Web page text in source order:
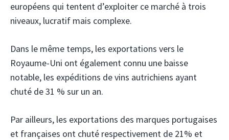
européens qui tentent d’exploiter ce marché à trois
niveaux, lucratif mais complexe.
Dans le même temps, les exportations vers le
Royaume-Uni ont également connu une baisse
notable, les expéditions de vins autrichiens ayant
chuté de 31 % sur un an.
Par ailleurs, les exportations des marques portugaises
et françaises ont chuté respectivement de 21% et